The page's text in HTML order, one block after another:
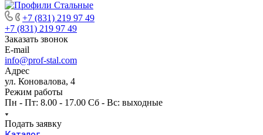
+7 (831) 219 97 49
+7 (831) 219 97 49
Заказать звонок
E-mail
info@prof-stal.com
Адрес
ул. Коновалова, 4
Режим работы
Пн - Пт: 8.00 - 17.00 Сб - Вс: выходные
Подать заявку